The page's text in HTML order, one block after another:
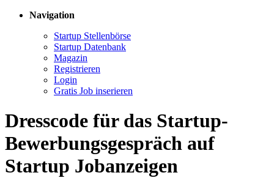
Navigation
Startup Stellenbörse
Startup Datenbank
Magazin
Registrieren
Login
Gratis Job inserieren
Dresscode für das Startup-
Bewerbungsgespräch auf
Startup Jobanzeigen